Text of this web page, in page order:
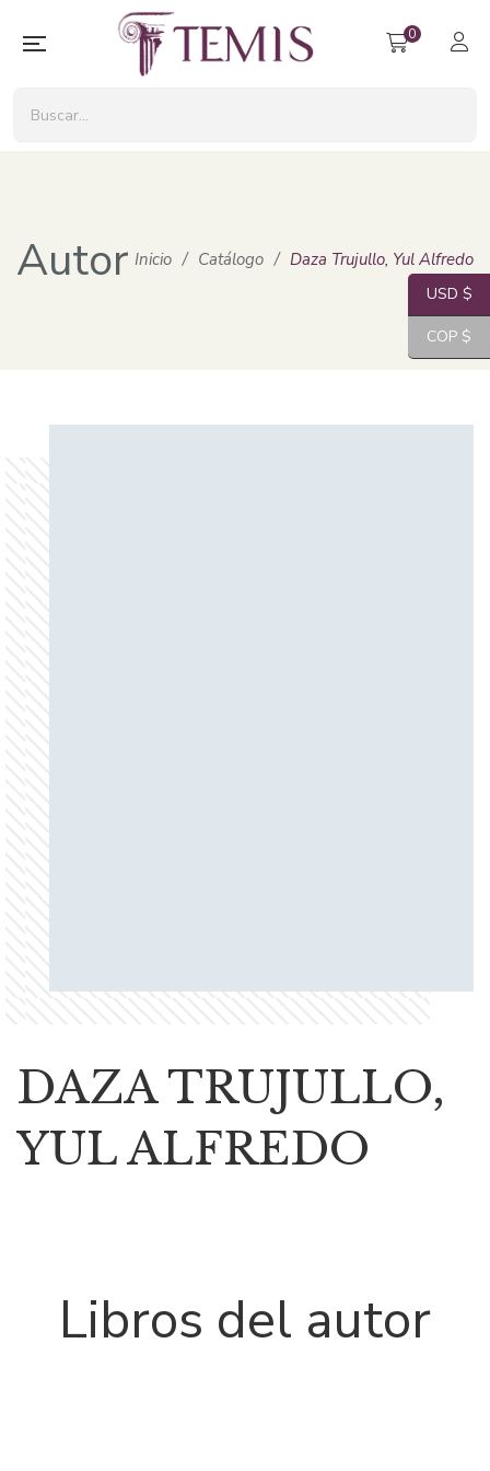
0
Autor Inicio / Catálogo / Daza Trujullo, Yul Alfredo
DAZA TRUJULLO,
YUL ALFREDO
Libros del autor
USD $
COP $